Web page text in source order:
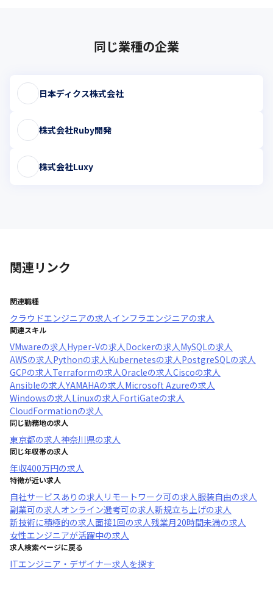
同じ業種の企業
日本ディクス株式会社
株式会社Ruby開発
株式会社Luxy
関連リンク
関連職種
クラウドエンジニアの求人インフラエンジニアの求人
関連スキル
VMwareの求人Hyper-Vの求人Dockerの求人MySQLの求人
AWSの求人Pythonの求人Kubernetesの求人PostgreSQLの求人
GCPの求人Terraformの求人Oracleの求人Ciscoの求人
Ansibleの求人YAMAHAの求人Microsoft Azureの求人
Windowsの求人Linuxの求人FortiGateの求人
CloudFormationの求人
同じ勤務地の求人
東京都の求人神奈川県の求人
同じ年収帯の求人
年収400万円の求人
特徴が近い求人
自社サービスあり の求人 リモートワーク可の求人服装自由の求人
副業可の求人オンライン選考可の求人新規立ち上げの求人
新技術に積極的の求人面接1回の求人残業月20時間未満の求人
女性エンジニアが活躍中の求人
求人検索ページに戻る
ITエンジニア・デザイナー求人を探す